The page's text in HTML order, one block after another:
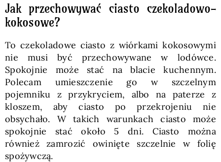
Jak przechowywać ciasto czekoladowo-
kokosowe?
To czekoladowe ciasto z wiórkami kokosowymi
nie musi być przechowywane w lodówce.
Spokojnie może stać na blacie kuchennym.
Polecam umieszczenie go w szczelnym
pojemniku z przykryciem, albo na paterze z
kloszem, aby ciasto po przekrojeniu nie
obsychało. W takich warunkach ciasto może
spokojnie stać około 5 dni. Ciasto można
również zamrozić owinięte szczelnie w folię
spożywczą.